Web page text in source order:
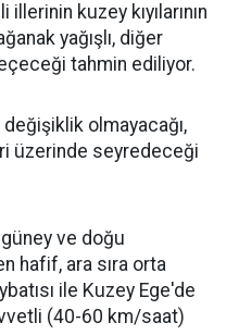
kuzey kıyılarının
yağışlı, diğer
tahmin ediliyor.
değişiklik olmayacağı,
üzerinde seyredeceği
ve doğu
hafif, ara sıra orta
ile Kuzey Ege'de
(40-60 km/saat)